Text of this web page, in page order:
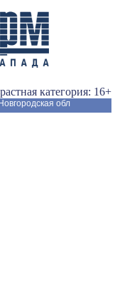
категория: 16+
Новгородская обл